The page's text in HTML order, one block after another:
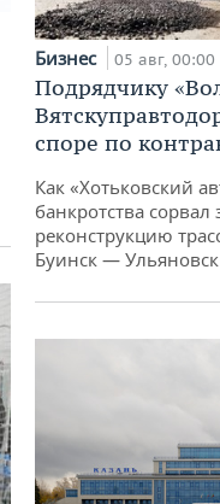
Бизнес 05 авг, 00:00
Подрядчику
споре по
Как «Хотьковский
банкротства сорвал
реконструкцию
Буинск — Ульяновск